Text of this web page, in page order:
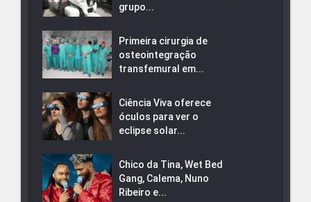
grupo...
Primeira cirurgia de
osteointegração
transfemural em...
Ciência Viva oferece
óculos para ver o
eclipse solar...
Chico da Tina, Wet Bed
Gang, Calema, Nuno
Ribeiro e...